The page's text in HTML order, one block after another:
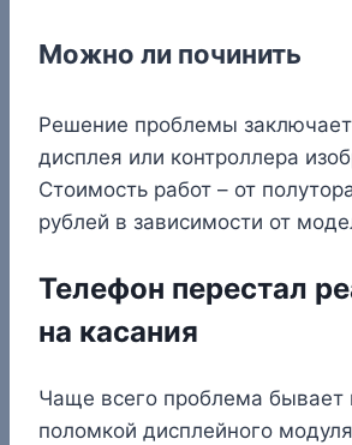
Можно ли починить
Решение проблемы
дисплея или контроллера
Стоимость работ – от
рублей в зависимости от
Телефон перестал
на касания
Чаще всего проблема бывает
поломкой дисплейного